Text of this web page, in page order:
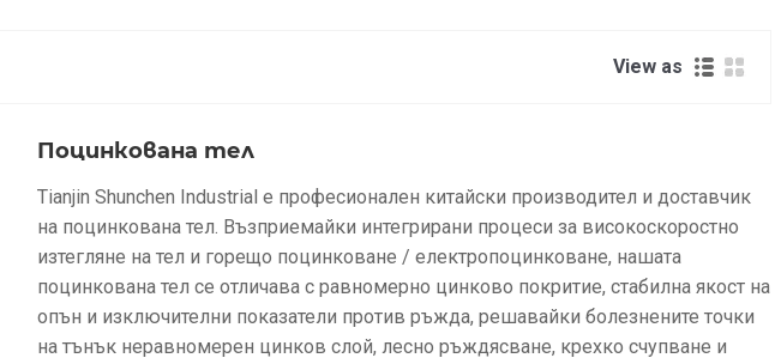
View as
Поцинкована тел
Tianjin Shunchen Industrial е професионален китайски производител и доставчик
на поцинкована тел. Възприемайки интегрирани процеси за високоскоростно
изтегляне на тел и горещо поцинковане / електропоцинковане, нашата
поцинкована тел се отличава с равномерно цинково покритие, стабилна якост на
опън и изключителни показатели против ръжда, решавайки болезнените точки
на тънък неравномерен цинков слой, лесно ръждясване, крехко счупване и